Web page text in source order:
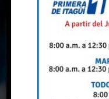
Notaría
Itaguí
Antioquia
Líneas